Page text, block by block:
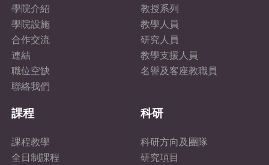
學院介紹
學院設施
合作交流
連結
職位空缺
聯絡我們
教授系列
教學人員
研究人員
教學支援人員
名譽及客座教職員
課程
課程教學
全日制課程
科研
科研方向及團隊
研究項目